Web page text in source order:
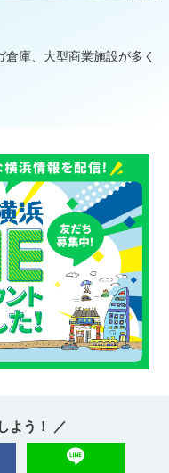
庫、大型商業施設が多く
よう！ ／